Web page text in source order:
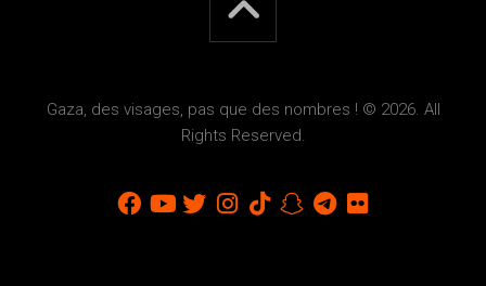
Gaza, des visages, pas que des nombres ! © 2026. All
Rights Reserved.